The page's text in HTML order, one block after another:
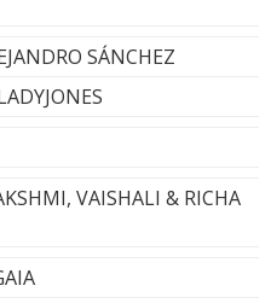
SÁNCHEZ
VAISHALI & RICHA